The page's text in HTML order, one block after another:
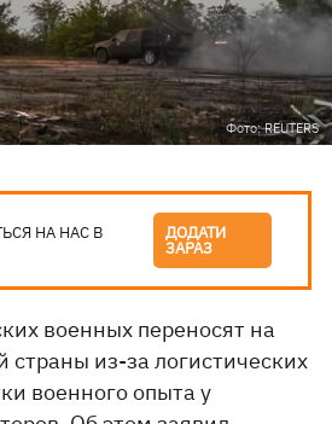
Фото: REUTERS
НА НАС В ДОДАТИ
ЗАРАЗ
военных переносят на
из-за логистических
военного опыта у